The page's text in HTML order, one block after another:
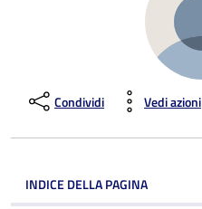
Condividi Vedi azioni
INDICE DELLA PAGINA